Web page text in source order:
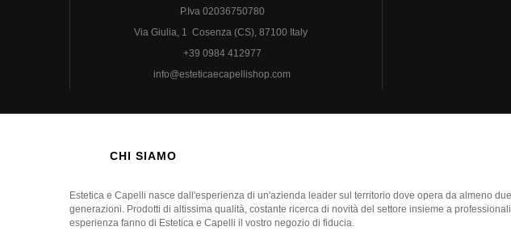
P.Iva 02036750780
Via Giulia, 1 Cosenza (CS), 87100 Italy
+39 0984 412977
info@esteticaecapellishop.com
CHI SIAMO
Estetica e Capelli nasce dall'esperienza di un'azienda leader sul territorio dove opera da almeno due
generazioni. Prodotti di altissima qualità, costante ricerca di novità del settore insieme a
esperienza fanno di Estetica e Capelli il vostro negozio di fiducia.